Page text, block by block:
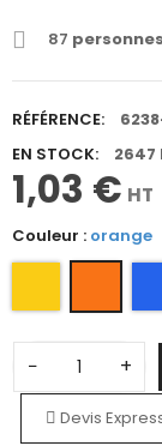
87
RÉFÉRENCE:
EN STOCK:
1,03 € HT
Couleur : orange
− +
Devis